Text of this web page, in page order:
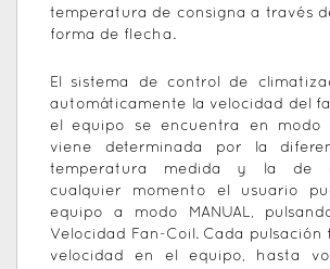
temperatura de consigna a través
forma de flecha.
El sistema de control de
automáticamente la velocidad del
el equipo se encuentra en modo
viene determinada por la
temperatura medida y la de
cualquier momento el usuario
equipo a modo MANUAL,
Velocidad Fan-Coil. Cada pulsación
velocidad en el equipo, hasta